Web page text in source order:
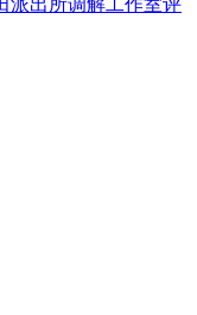
派出所调解工作室评